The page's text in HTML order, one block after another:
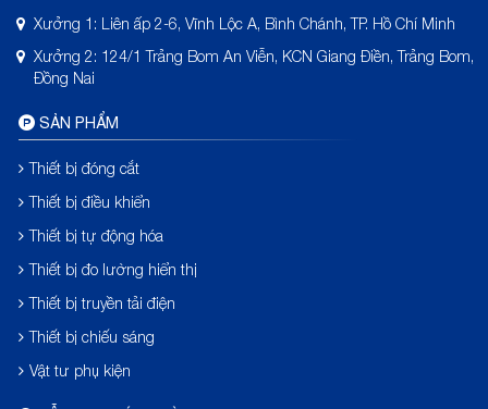
Xưởng 1: Liên ấp 2-6, Vĩnh Lộc A, Bình Chánh, TP. Hồ Chí Minh
Xưởng 2: 124/1 Trảng Bom An Viễn, KCN Giang Điền, Trảng Bom,
Đồng Nai
SẢN PHẨM
Thiết bị đóng cắt
Thiết bị điều khiển
Thiết bị tự động hóa
Thiết bị đo lường hiển thị
Thiết bị truyền tải điện
Thiết bị chiếu sáng
Vật tư phụ kiện